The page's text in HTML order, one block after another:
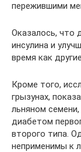
пережившими
Оказалось, что
инсулина и
время как
Кроме того,
грызунах,
льняном
диабетом
второго типа.
неприменимы к